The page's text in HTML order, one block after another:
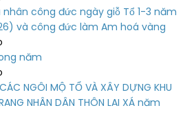
công đức ngày giỗ Tổ 1-3 năm
và công đức làm Am hoá vàng
năm
NGÔI MỘ TỔ VÀ XÂY DỰNG KHU
NHÂN DÂN THÔN LAI XÁ năm